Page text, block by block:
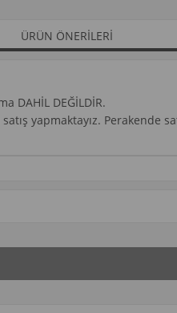
ÜRÜN ÖNERILERI
DAHİL DEĞİLDİR.
yapmaktayız. Perakende